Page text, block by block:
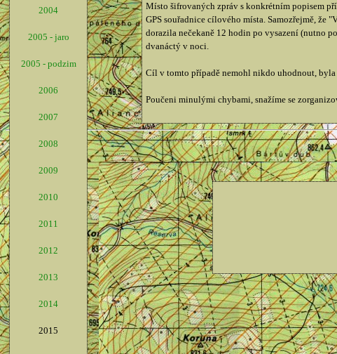
2004
2005 - jaro
2005 - podzim
2006
2007
2008
2009
2010
2011
2012
2013
2014
2015
Místo šifrovaných zpráv s konkrétním popisem
GPS souřadnice cílového místa. Samozřejmě,
dorazila nečekaně 12 hodin po vysazení (nutno
dvanáctý v noci.
Cíl v tomto případě nemohl nikdo uhodnout,
Poučeni minulými chybami, snažíme se